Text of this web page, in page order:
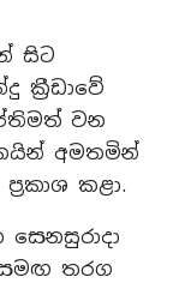
සිට
ක්‍රීඩාවේ
වන
අමතමින්
කළා.
තරග